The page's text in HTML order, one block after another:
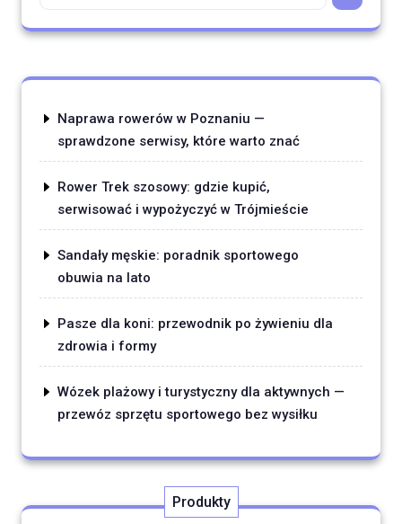
Naprawa rowerów w Poznaniu —
sprawdzone serwisy, które warto znać
Rower Trek szosowy: gdzie kupić,
serwisować i wypożyczyć w Trójmieście
Sandały męskie: poradnik sportowego
obuwia na lato
Pasze dla koni: przewodnik po żywieniu dla
zdrowia i formy
Wózek plażowy i turystyczny dla aktywnych —
przewóz sprzętu sportowego bez wysiłku
Produkty